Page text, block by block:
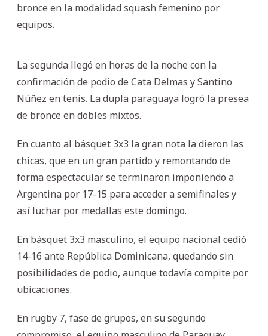
bronce en la modalidad squash femenino por
equipos.
La segunda llegó en horas de la noche con la
confirmación de podio de Cata Delmas y Santino
Núñez en tenis. La dupla paraguaya logró la presea
de bronce en dobles mixtos.
En cuanto al básquet 3x3 la gran nota la dieron las
chicas, que en un gran partido y remontando de
forma espectacular se terminaron imponiendo a
Argentina por 17-15 para acceder a semifinales y
así luchar por medallas este domingo.
En básquet 3x3 masculino, el equipo nacional cedió
14-16 ante República Dominicana, quedando sin
posibilidades de podio, aunque todavía compite por
ubicaciones.
En rugby 7, fase de grupos, en su segundo